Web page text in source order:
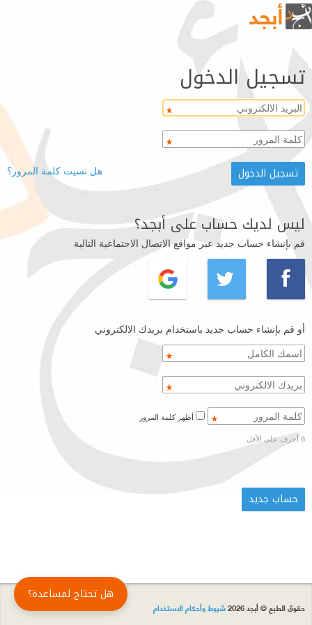
تسجيل الدخول
هل نسيت كلمة المرور؟
ليس لديك حساب على أبجد؟
قم بإنشاء حساب جديد عبر مواقع الاتصال الاجتماعية التالية
أو قم بإنشاء حساب جديد باستخدام بريدك الالكتروني
6 أحرف على الأقل
حقوق الطبع © أبجد 2026 شروط وأحكام الاستخدام
هل تحتاج لمساعدة؟